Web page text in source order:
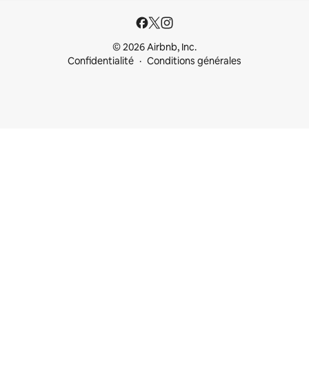
© 2026 Airbnb, Inc.
Confidentialité
Conditions générales